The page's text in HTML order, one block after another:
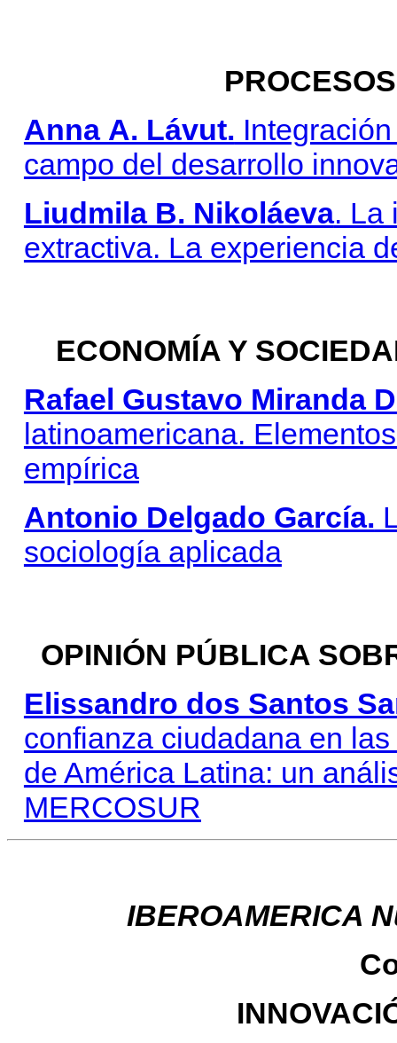
Anna А. Lávut.
campo del desarrollo
Liudmila B. Nikoláeva. La
extractiva. La experiencia
ECONOMÍA Y
Rafael Gustavo Miranda
latinoamericana.
empírica
Antonio Delgado García.
sociología aplicada
OPINIÓN PÚBLICA
Elissandro dos Santos
confianza ciudadana en
de América Latina: un
MERCOSUR
IBEROAMERICA